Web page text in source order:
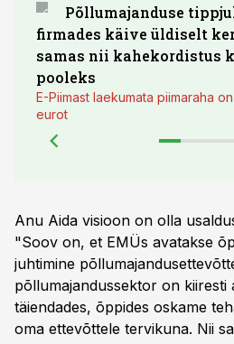
Põllumajanduse
firmades käive üldiselt
samas nii kahekordistus
pooleks
E-Piimast laekumata piimaraha
eurot
Anu Aida visioon on olla
"Soov on, et EMÜs avatakse
juhtimine
põllumajandussektor on kiiresti
täiendades, õppides oskame
oma ettevõttele tervikuna. Nii